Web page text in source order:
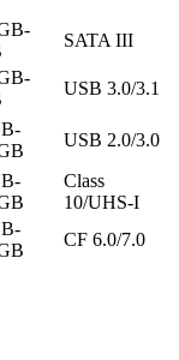
SATA III
USB 3.0/3.1
USB 2.0/3.0
Class
10/UHS-I
CF 6.0/7.0